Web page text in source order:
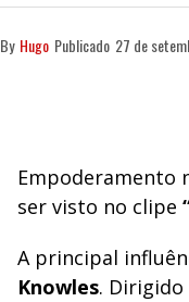
By Hugo Publicado 27 de
Empoderamento
ser visto no clipe
A principal
Knowles.